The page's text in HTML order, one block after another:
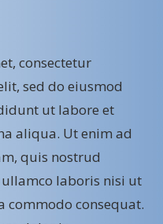
consectetur
sed do eiusmod
ut labore et
aliqua. Ut enim ad
quis nostrud
laboris nisi ut
commodo consequat.